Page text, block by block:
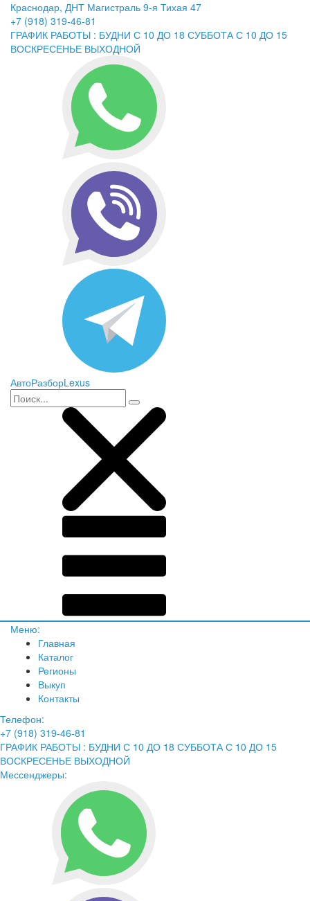
Краснодар, ДНТ Магистраль 9-я Тихая 47
+7 (918) 319-46-81
ГРАФИК РАБОТЫ : БУДНИ С 10 ДО 18 СУББОТА С 10 ДО 15
ВОСКРЕСЕНЬЕ ВЫХОДНОЙ
АвтоРазборLexus
Меню:
Главная
Каталог
Регионы
Выкуп
Контакты
Телефон:
+7 (918) 319-46-81
ГРАФИК РАБОТЫ : БУДНИ С 10 ДО 18 СУББОТА С 10 ДО 15
ВОСКРЕСЕНЬЕ ВЫХОДНОЙ
Мессенджеры: